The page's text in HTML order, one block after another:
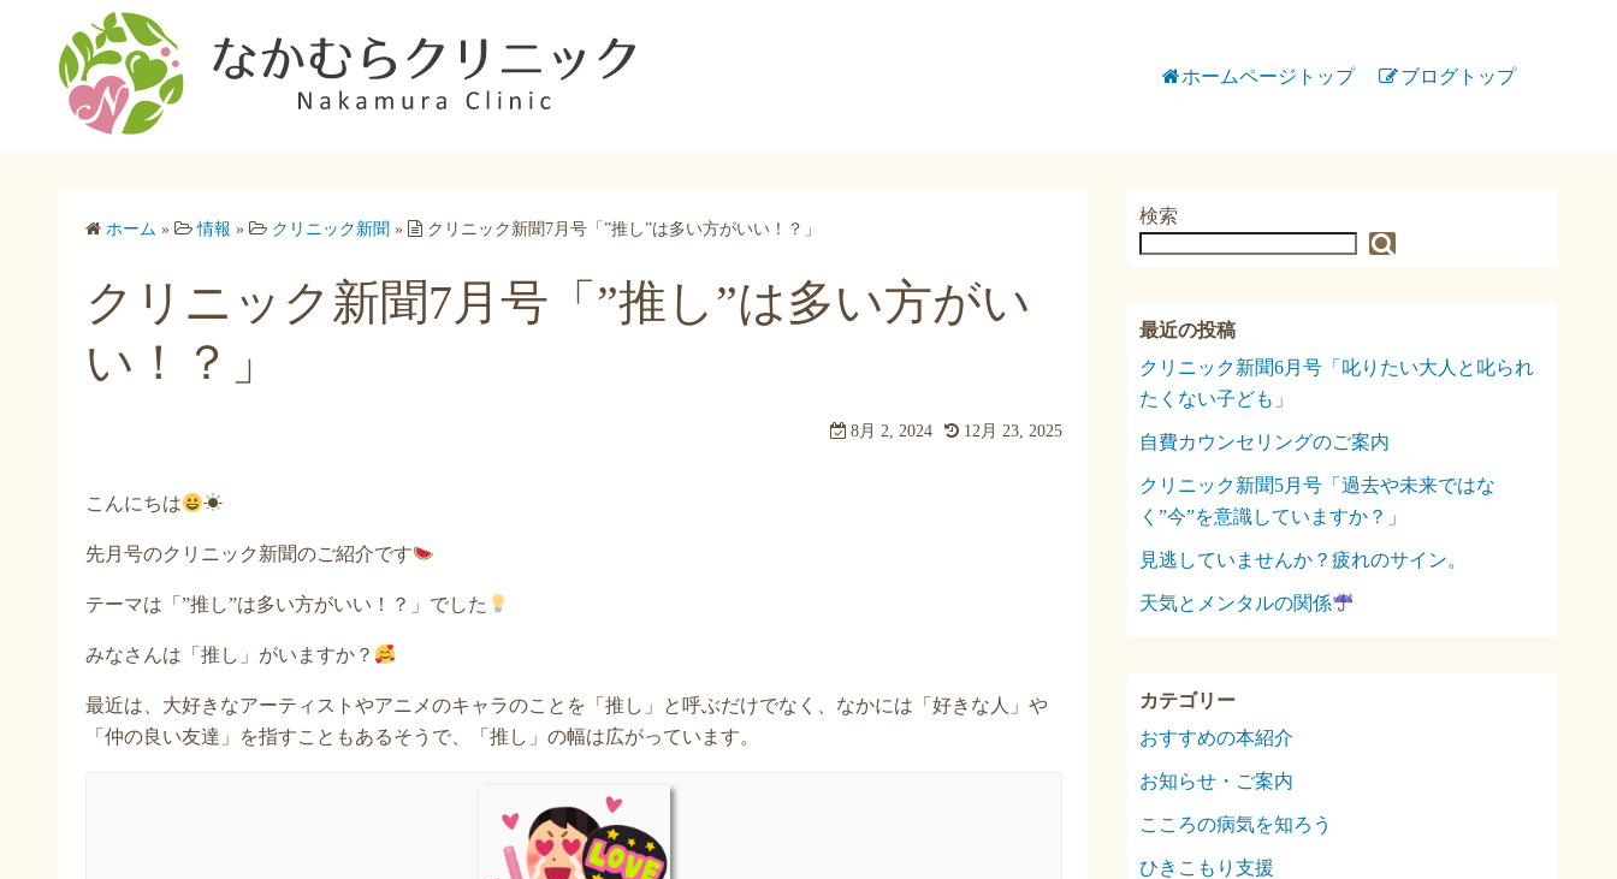
ホームページトップ ブログトップ
ホーム » 情報 » クリニック新聞 » クリニック新聞7月号「”推し”は多い方がいい！？」
クリニック新聞7月号「”推し”は多い方がい
い！？」
8月 2, 2024 12月 23, 2025
こんにちは ☀
先月号のクリニック新聞のご紹介です
テーマは「”推し”は多い方がいい！？」でした
みなさんは「推し」がいますか？
最近は、大好きなアーティストやアニメのキャラのことを「推し」と呼ぶだけでなく、なかには「好きな人」や
「仲の良い友達」を指すこともあるそうで、「推し」の幅は広がっています。
検索
クリニック新聞6月号「叱りたい大人と叱られ
たくない子ども」
自費カウンセリングのご案内
クリニック新聞5月号「過去や未来ではな
く”今”を意識していますか？」
見逃していませんか？疲れのサイン。
天気とメンタルの関係
おすすめの本紹介
お知らせ・ご案内
こころの病気を知ろう
ひきこもり支援